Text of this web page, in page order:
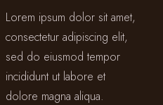
Lorem ipsum dolor sit amet,
consectetur adipiscing elit,
sed do eiusmod tempor
incididunt ut labore et
dolore magna aliqua.